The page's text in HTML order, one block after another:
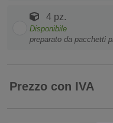
4 pz.
Disponibile
preparato da pacchetti
Prezzo con IVA